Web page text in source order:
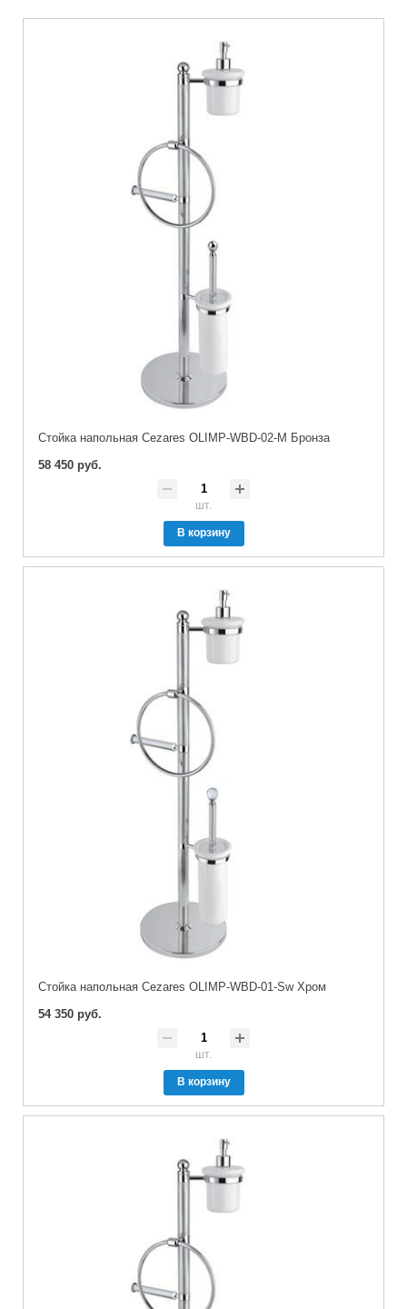
Стойка напольная Cezares OLIMP-WBD-02-M Бронза
58 450 руб.
шт.
В корзину
Стойка напольная Cezares OLIMP-WBD-01-Sw Хром
54 350 руб.
шт.
В корзину